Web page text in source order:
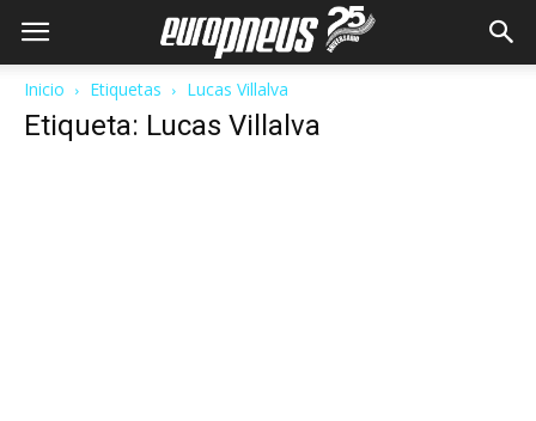
Inicio Etiquetas Lucas Villalva
Etiqueta: Lucas Villalva